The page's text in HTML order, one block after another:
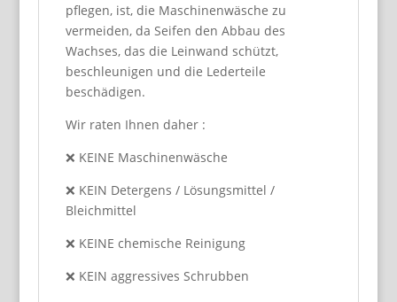
pflegen, ist, die Maschinenwäsche zu
vermeiden, da Seifen den Abbau des
Wachses, das die Leinwand schützt,
beschleunigen und die Lederteile
beschädigen.
Wir raten Ihnen daher :
❌ KEINE Maschinenwäsche
❌ KEIN Detergens / Lösungsmittel /
Bleichmittel
❌ KEINE chemische Reinigung
❌ KEIN aggressives Schrubben